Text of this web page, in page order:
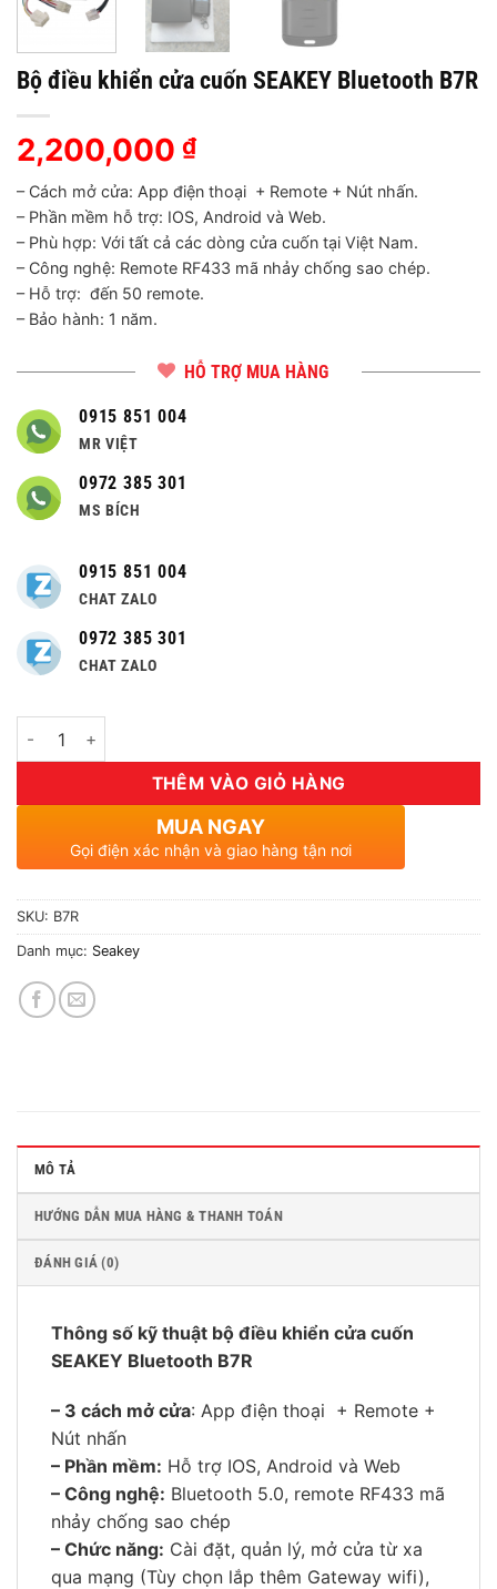
Bộ điều khiển cửa cuốn SEAKEY Bluetooth B7R
2,200,000 ₫
– Cách mở cửa: App điện thoại + Remote + Nút nhấn.
– Phần mềm hỗ trợ: IOS, Android và Web.
– Phù hợp: Với tất cả các dòng cửa cuốn tại Việt Nam.
– Công nghệ: Remote RF433 mã nhảy chống sao chép.
– Hỗ trợ: đến 50 remote.
– Bảo hành: 1 năm.
HỖ TRỢ MUA HÀNG
0915 851 004
MR VIỆT
0972 385 301
MS BÍCH
0915 851 004
CHAT ZALO
0972 385 301
CHAT ZALO
Số lượng
THÊM VÀO GIỎ HÀNG
MUA NGAY
Gọi điện xác nhận và giao hàng tận nơi
SKU: B7R
Danh mục: Seakey
MÔ TẢ
HƯỚNG DẪN MUA HÀNG & THANH TOÁN
ĐÁNH GIÁ (0)
Thông số kỹ thuật bộ điều khiển cửa cuốn
SEAKEY Bluetooth B7R
– 3 cách mở cửa: App điện thoại + Remote +
Nút nhấn
– Phần mềm: Hỗ trợ IOS, Android và Web
– Công nghệ: Bluetooth 5.0, remote RF433 mã
nhảy chống sao chép
– Chức năng: Cài đặt, quản lý, mở cửa từ xa
qua mạng (Tùy chọn lắp thêm Gateway wifi),